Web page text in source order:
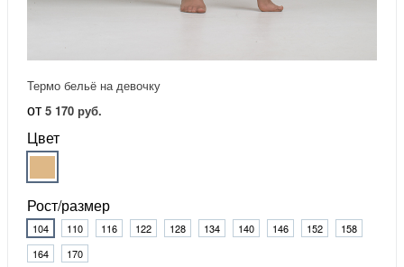
Термо бельё на девочку
от 5 170 руб.
Цвет
Рост/размер
104 110 116 122 128 134 140 146 152
158
164
170